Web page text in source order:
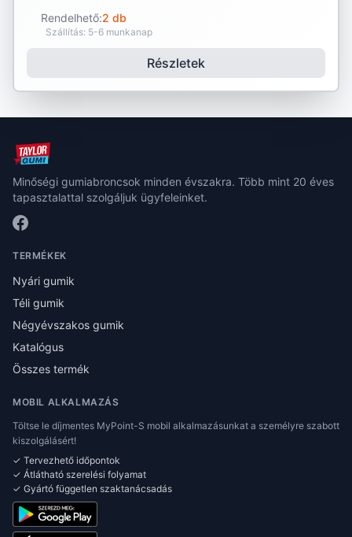
Rendelhető:2 db
Szállítás: 5-6 munkanap
Részletek
Minőségi gumiabroncsok minden évszakra. Több mint 20 éves
tapasztalattal szolgáljuk ügyfeleinket.
TERMÉKEK
Nyári gumik
Téli gumik
Négyévszakos gumik
Katalógus
Összes termék
MOBIL ALKALMAZÁS
Töltse le díjmentes MyPoint-S mobil alkalmazásunkat a személyre szabott
kiszolgálásért!
✓ Tervezhető időpontok
✓ Átlátható szerelési folyamat
✓ Gyártó független szaktanácsadás